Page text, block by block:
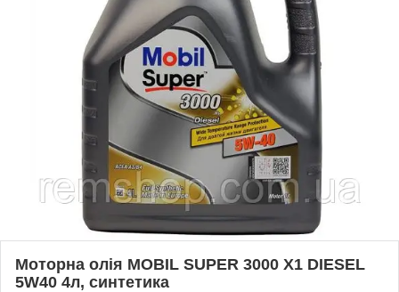
Моторна олія MOBIL SUPER 3000 X1 DIESEL
5W40 4л, синтетика